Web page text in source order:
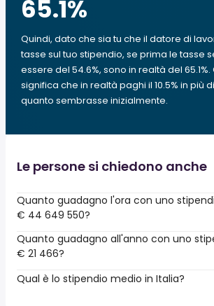
65.1%
Quindi, dato che sia tu che il datore di
tasse sul tuo stipendio, se prima le tasse
essere del 54.6%, sono in realtà del 65.1%.
significa che in realtà paghi il 10.5% in più
quanto sembrasse inizialmente.
Le persone si chiedono anche
Quanto guadagno l'ora con uno
€ 44 649 550?
Quanto guadagno all'anno con uno
€ 21 466?
Qual è lo stipendio medio in Italia?